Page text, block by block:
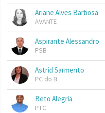
Ariane Alves Barbosa
AVANTE
Aspirante Alessandro
PSB
Astrid Sarmento
PC do B
Beto Alegria
PTC